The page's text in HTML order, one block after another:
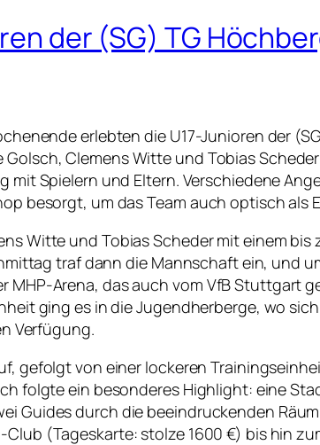
der (SG) TG
erlebten die U17-Junioren der
Clemens Witte und Tobias
mit Spielern und Eltern. Verschiedene
besorgt, um das Team auch optisch als
Witte und Tobias Scheder mit einem
traf dann die Mannschaft ein, und
Arena, das auch vom VfB Stuttgart
ging es in die Jugendherberge, wo
Verfügung.
gefolgt von einer lockeren
folgte ein besonderes Highlight: eine
Guides durch die beeindruckenden
(Tageskarte: stolze 1600 €) bis hin